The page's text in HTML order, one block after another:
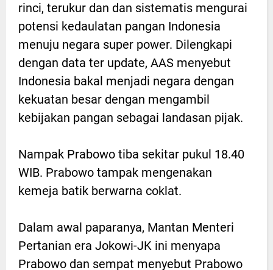
rinci, terukur dan dan sistematis mengurai
potensi kedaulatan pangan Indonesia
menuju negara super power. Dilengkapi
dengan data ter update, AAS menyebut
Indonesia bakal menjadi negara dengan
kekuatan besar dengan mengambil
kebijakan pangan sebagai landasan pijak.
Nampak Prabowo tiba sekitar pukul 18.40
WIB. Prabowo tampak mengenakan
kemeja batik berwarna coklat.
Dalam awal paparanya, Mantan Menteri
Pertanian era Jokowi-JK ini menyapa
Prabowo dan sempat menyebut Prabowo